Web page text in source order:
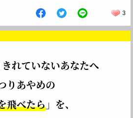
3
れていないあなたへ
りあやめの
飛べたら 」を、